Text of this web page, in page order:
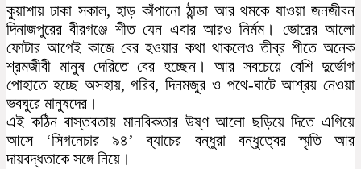
কুয়াশায় ঢাকা সকাল, হাড় কাঁপানো ঠান্ডা আর থমকে যাওয়া জনজীবন
দিনাজপুরের বীরগঞ্জে শীত যেন এবার আরও নির্মম। ভোরের আলো
ফোটার আগেই কাজে বের হওয়ার কথা থাকলেও তীব্র শীতে অনেক
শ্রমজীবী মানুষ দেরিতে বের হচ্ছেন। আর সবচেয়ে বেশি দুর্ভোগ
পোহাতে হচ্ছে অসহায়, গরিব, দিনমজুর ও পথে-ঘাটে আশ্রয় নেওয়া
ভবঘুরে মানুষদের।
এই কঠিন বাস্তবতায় মানবিকতার উষ্ণ আলো ছড়িয়ে দিতে এগিয়ে
আসে ‘সিগনেচার ৯৪’ ব্যাচের বন্ধুরা বন্ধুত্বের স্মৃতি আর
দায়বদ্ধতাকে সঙ্গে নিয়ে।